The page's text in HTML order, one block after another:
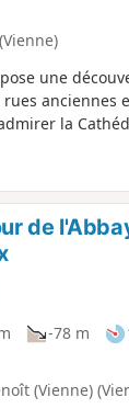
une
rues anciennes
la
sur la
et des rues
de
-78 m
(Vienne)